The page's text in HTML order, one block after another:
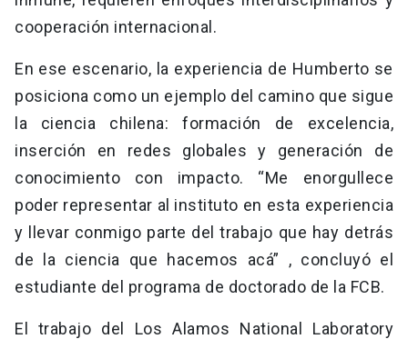
cooperación internacional.
En ese escenario, la experiencia de Humberto se
posiciona como un ejemplo del camino que sigue
la ciencia chilena: formación de excelencia,
inserción en redes globales y generación de
conocimiento con impacto. “Me enorgullece
poder representar al instituto en esta experiencia
y llevar conmigo parte del trabajo que hay detrás
de la ciencia que hacemos acá” , concluyó el
estudiante del programa de doctorado de la FCB.
El trabajo del Los Alamos National Laboratory